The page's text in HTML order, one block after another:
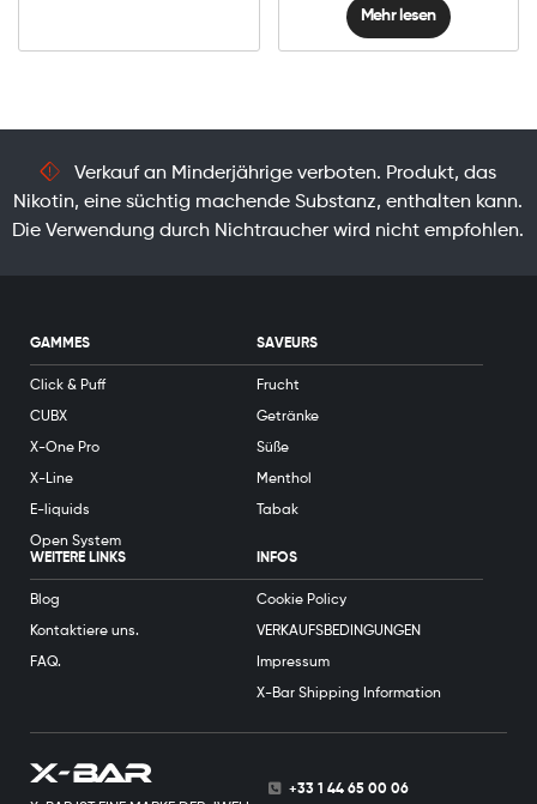
Mehr lesen
Verkauf an Minderjährige verboten. Produkt, das
Nikotin, eine süchtig machende Substanz, enthalten kann.
Die Verwendung durch Nichtraucher wird nicht empfohlen.
+33 1 44 65 00 06
GAMMES
Click & Puff
CUBX
X-One Pro
X-Line
E-liquids
Open System
SAVEURS
Frucht
Getränke
Süße
Menthol
Tabak
WEITERE LINKS
Blog
Kontaktiere uns.
FAQ.
INFOS
Cookie Policy
VERKAUFSBEDINGUNGEN
Impressum
X-Bar Shipping Information